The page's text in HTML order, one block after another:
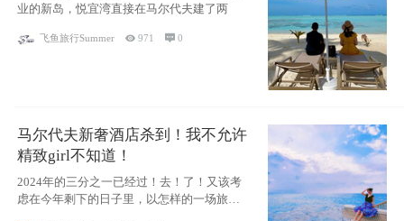
业的新岛，悦宜湾直接在马尔代夫建了两
飞鱼旅行Summer 971 0
马尔代夫新奢酒店杀到！我不允许
精致girl不知道！
2024年的三分之一已经过！去！了！又该考
虑在今年剩下的日子里，以怎样的一场旅行